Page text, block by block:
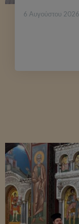
6 Αυγούστου 2026